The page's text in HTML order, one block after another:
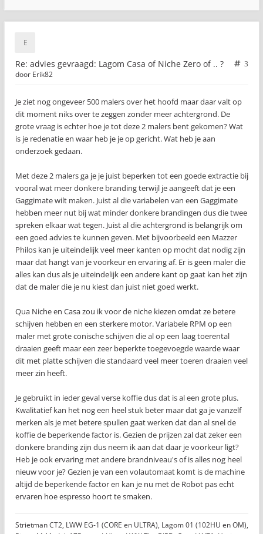
Re: advies gevraagd: Lagom Casa of Niche Zero of .. ?
3
door Erik82
Je ziet nog ongeveer 500 malers over het hoofd maar daar valt op
dit moment niks over te zeggen zonder meer achtergrond. De
grote vraag is echter hoe je tot deze 2 malers bent gekomen? Wat
is je redenatie en waar heb je je op gericht. Wat heb je aan
onderzoek gedaan.
Met deze 2 malers ga je je juist beperken tot een goede extractie bij
vooral wat meer donkere branding terwijl je aangeeft dat je een
Gaggimate wilt maken. Juist al die variabelen van een Gaggimate
hebben meer nut bij wat minder donkere brandingen dus die twee
spreken elkaar wat tegen. Juist al die achtergrond is belangrijk om
een goed advies te kunnen geven. Met bijvoorbeeld een Mazzer
Philos kan je uiteindelijk veel meer kanten op mocht dat nodig zijn
maar dat hangt van je voorkeur en ervaring af. Er is geen maler die
alles kan dus als je uiteindelijk een andere kant op gaat kan het zijn
dat de maler die je nu kiest dan juist niet goed werkt.
Qua Niche en Casa zou ik voor de niche kiezen omdat ze betere
schijven hebben en een sterkere motor. Variabele RPM op een
maler met grote conische schijven die al op een laag toerental
draaien geeft maar een zeer beperkte toegevoegde waarde waar
dit met platte schijven die standaard veel meer toeren draaien veel
meer zin heeft.
Je gebruikt in ieder geval verse koffie dus dat is al een grote plus.
Kwalitatief kan het nog een heel stuk beter maar dat ga je vanzelf
merken als je met betere spullen gaat werken dat dan al snel de
koffie de beperkende factor is. Gezien de prijzen zal dat zeker een
donkere branding zijn dus neem ik aan dat daar je voorkeur ligt?
Heb je ook ervaring met andere brandniveau's of is alles nog heel
nieuw voor je? Gezien je van een volautomaat komt is de machine
altijd de beperkende factor en kan je nu met de Robot pas echt
ervaren hoe espresso hoort te smaken.
Strietman CT2, LWW EG-1 (CORE en ULTRA), Lagom 01 (102HU en OM),